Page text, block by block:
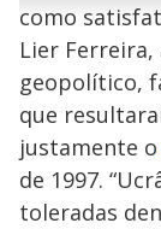
M
u
d
como
Lier
geopolítico,
que
justamente o
de 1997.
toleradas